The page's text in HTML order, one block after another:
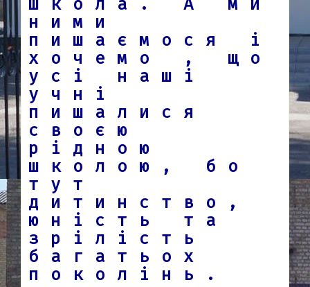
ними
пишаємося і
хочемо , що
усі наші
учні
пишалися
своєю
рідною
школою, бо
тут
дитинство,
юність та
зрілість
багатьох
поколінь.